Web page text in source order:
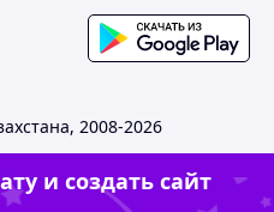
2008-2026
и создать сайт